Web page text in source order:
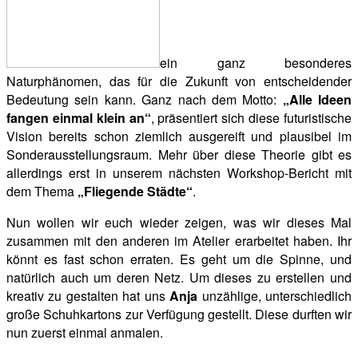
ein ganz besonderes
Naturphänomen, das für die Zukunft von entscheidender
Bedeutung sein kann. Ganz nach dem Motto: „Alle Ideen
fangen einmal klein an“, präsentiert sich diese futuristische
Vision bereits schon ziemlich ausgereift und plausibel im
Sonderausstellungsraum. Mehr über diese Theorie gibt es
allerdings erst in unserem nächsten Workshop-Bericht mit
dem Thema „Fliegende Städte“.
Nun wollen wir euch wieder zeigen, was wir dieses Mal
zusammen mit den anderen im Atelier erarbeitet haben. Ihr
könnt es fast schon erraten. Es geht um die Spinne, und
natürlich auch um deren Netz. Um dieses zu erstellen und
kreativ zu gestalten hat unsAnja unzählige, unterschiedlich
große Schuhkartons zur Verfügung gestellt. Diese durften wir
nun zuerst einmal anmalen.